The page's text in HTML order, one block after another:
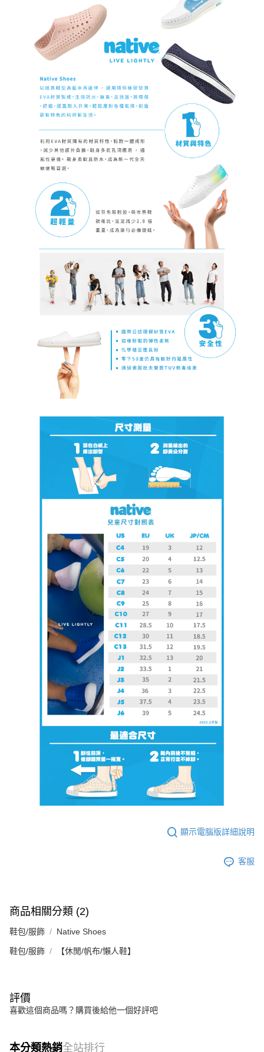
５．嚴禁一人註冊多個帳號或使用他人資訊註冊。若發現惡意使用之情形，
恩沛科技股份有限公司將有權停止該用戶之使用額度並採取法律行動。
顯示電腦版詳細說明
客服
商品相關分類 (2)
鞋包/服飾 Native Shoes
鞋包/服飾 【休閒/帆布/懶人鞋】
評價
喜歡這個商品嗎？購買後給他一個好評吧
本分類熱銷全站排行